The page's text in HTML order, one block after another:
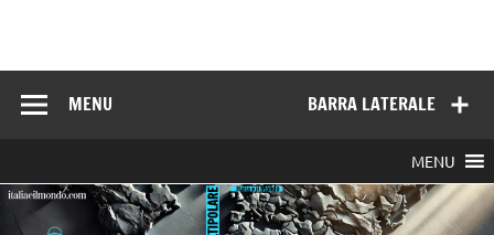
BARRA LATERALE
MENU
MENU